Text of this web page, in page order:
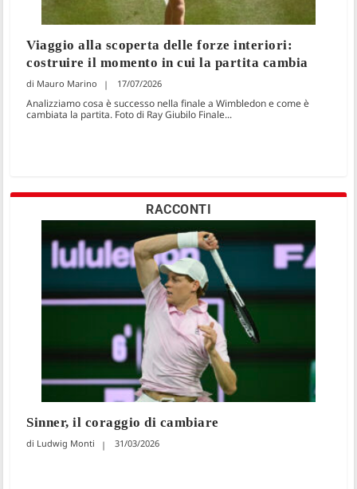
Viaggio alla scoperta delle forze interiori:
costruire il momento in cui la partita cambia
Mauro Marino 17/07/2026
Analizziamo cosa è successo nella finale a Wimbledon e come è
cambiata la partita. Foto di Ray Giubilo Finale...
RACCONTI
Sinner, il coraggio di cambiare
Ludwig Monti 31/03/2026